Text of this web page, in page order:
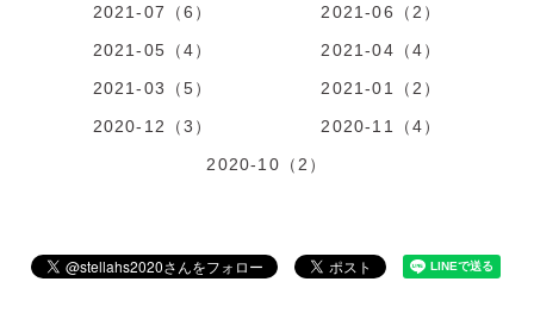
2021-07（6）
2021-06（2）
2021-05（4）
2021-04（4）
2021-03（5）
2021-01（2）
2020-12（3）
2020-11（4）
2020-10（2）